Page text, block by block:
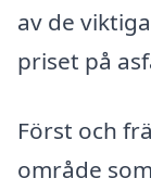
av de
priset på
Först och
område